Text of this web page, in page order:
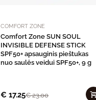
COMFORT ZONE
Comfort Zone SUN SOUL
INVISIBLE DEFENSE STICK
SPF50+ apsauginis pieštukas
nuo saulės veidui SPF50+, 9 g
€ 17.25€23.00